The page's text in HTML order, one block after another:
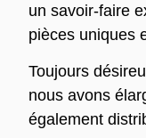
un savoir-faire
pièces uniques
Toujours
nous avons
également